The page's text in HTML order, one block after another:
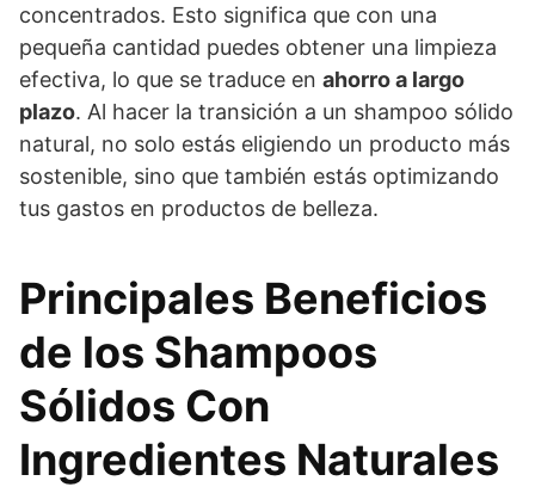
concentrados. Esto significa que con una
pequeña cantidad puedes obtener una limpieza
efectiva, lo que se traduce en ahorro a largo
plazo. Al hacer la transición a un shampoo sólido
natural, no solo estás eligiendo un producto más
sostenible, sino que también estás optimizando
tus gastos en productos de belleza.
Principales Beneficios
de los Shampoos
Sólidos Con
Ingredientes Naturales